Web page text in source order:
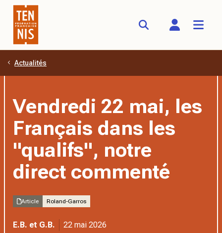
Aller au contenu principal
Actualités
Vendredi 22 mai, les
Français dans les
"qualifs", notre
direct commenté
Article Roland-Garros
E.B. et G.B. 22 mai 2026